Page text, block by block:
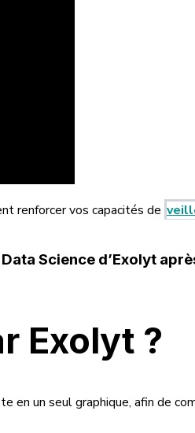
renforcer vos capacités de
Science d’Exolyt
Exolyt ?
un seul graphique, afin de